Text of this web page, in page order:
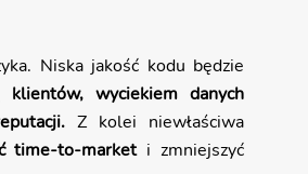
Niska jakość kodu będzie
klientów, wyciekiem danych
Z kolei niewłaściwa
time-to-market i zmniejszyć